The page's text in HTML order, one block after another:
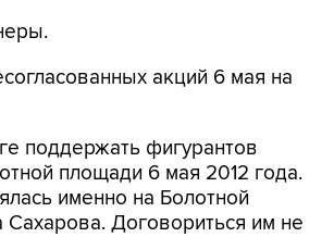
акций 6 мая на
поддержать фигурантов
площади 6 мая 2012 года.
именно на Болотной
Договориться им не